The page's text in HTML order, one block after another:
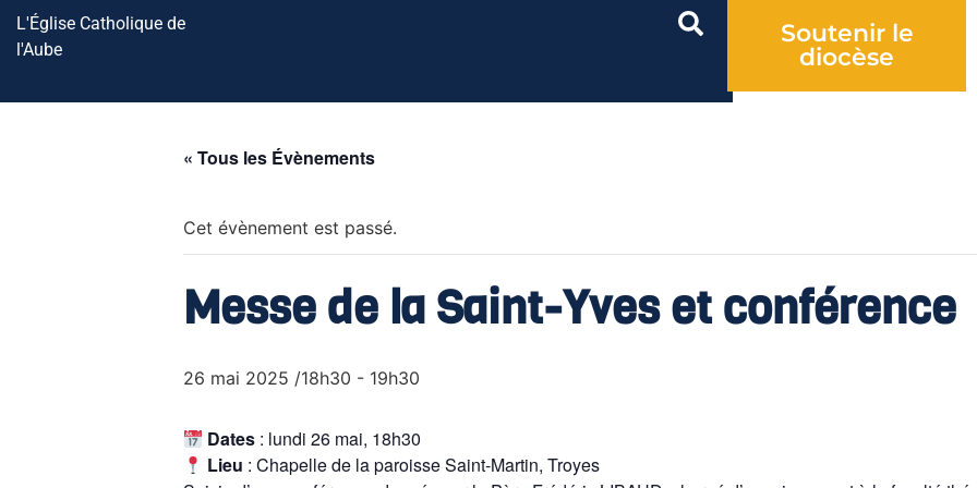
L'Église Catholique de
l'Aube
Soutenir le
diocèse
« Tous les Évènements
Cet évènement est passé.
Messe de la Saint-Yves et conférence
26 mai 2025 /18h30 - 19h30
Dates : lundi 26 mai, 18h30
Lieu : Chapelle de la paroisse Saint-Martin, Troyes